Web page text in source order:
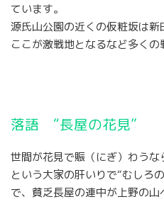
ています。
源氏山公園の近くの仮粧坂は新
ここが激戦地となるなど多くの
落語 “長屋の花見”
世間が花見で賑（にぎ）わう
という大家の肝いりで“むしろ
で、貧乏長屋の連中が上野の山